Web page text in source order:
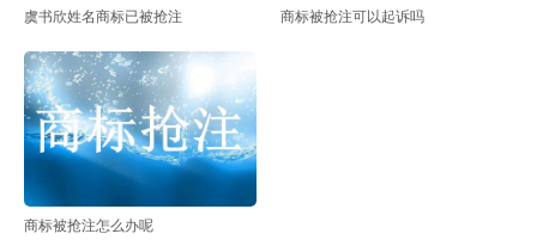
虞书欣姓名商标已被抢注 商标被抢注可以起诉吗
商标被抢注怎么办呢